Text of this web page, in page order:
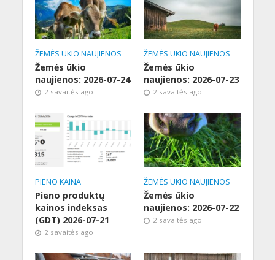
ŽEMĖS ŪKIO NAUJIENOS
Žemės ūkio
naujienos: 2026-07-24
2 savaitės ago
ŽEMĖS ŪKIO NAUJIENOS
Žemės ūkio
naujienos: 2026-07-23
2 savaitės ago
PIENO KAINA
Pieno produktų
kainos indeksas
(GDT) 2026-07-21
2 savaitės ago
ŽEMĖS ŪKIO NAUJIENOS
Žemės ūkio
naujienos: 2026-07-22
2 savaitės ago